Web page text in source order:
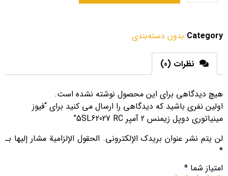
Category بدون دسته‌بندی
نظرات (0)
هیچ دیدگاهی برای این محصول نوشته نشده است.
اولین نفری باشید که دیدگاهی را ارسال می کنید برای “فیوز
مینیاتوری دوپل زیمنس 2 آمپر 5SL62027 RC”
لن يتم نشر عنوان بريدك الإلكتروني. الحقول الإلزامية مشار إليها بـ
*
امتیاز شما *